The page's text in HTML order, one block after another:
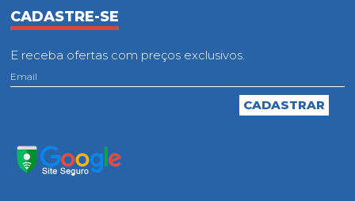
CADASTRE-SE
E receba ofertas com preços exclusivos.